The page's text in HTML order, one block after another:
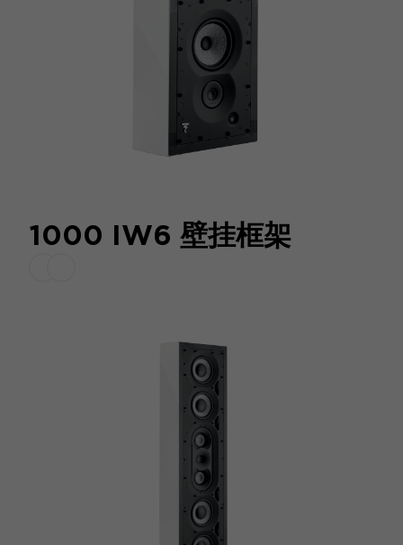
1000 IW6 壁挂框架